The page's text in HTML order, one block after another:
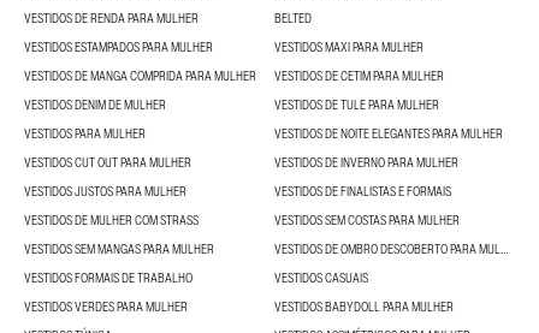
VESTIDOS DE RENDA PARA MULHER
BELTED
VESTIDOS ESTAMPADOS PARA MULHER
VESTIDOS MAXI PARA MULHER
VESTIDOS DE MANGA COMPRIDA PARA MULHER
VESTIDOS DE CETIM PARA MULHER
VESTIDOS DENIM DE MULHER
VESTIDOS DE TULE PARA MULHER
VESTIDOS PARA MULHER
VESTIDOS DE NOITE ELEGANTES PARA MULHER
VESTIDOS CUT OUT PARA MULHER
VESTIDOS DE INVERNO PARA MULHER
VESTIDOS JUSTOS PARA MULHER
VESTIDOS DE FINALISTAS E FORMAIS
VESTIDOS DE MULHER COM STRASS
VESTIDOS SEM COSTAS PARA MULHER
VESTIDOS SEM MANGAS PARA MULHER
VESTIDOS DE OMBRO DESCOBERTO PARA MULHER
VESTIDOS FORMAIS DE TRABALHO
VESTIDOS CASUAIS
VESTIDOS VERDES PARA MULHER
VESTIDOS BABYDOLL PARA MULHER